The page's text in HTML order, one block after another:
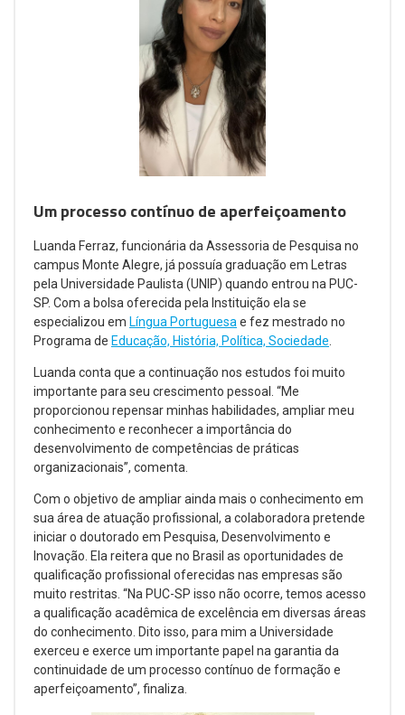
Um processo contínuo de aperfeiçoamento
Luanda Ferraz, funcionária da Assessoria de Pesquisa no
campus Monte Alegre, já possuía graduação em Letras
pela Universidade Paulista (UNIP) quando entrou na PUC-
SP. Com a bolsa oferecida pela Instituição ela se
especializou em Língua Portuguesa e fez mestrado no
Programa de Educação, História, Política, Sociedade
Luanda conta que a continuação nos estudos foi muito
importante para seu crescimento pessoal. “Me
proporcionou repensar minhas habilidades, ampliar meu
conhecimento e reconhecer a importância do
desenvolvimento de competências de práticas
organizacionais”, comenta.
Com o objetivo de ampliar ainda mais o conhecimento em
sua área de atuação profissional, a colaboradora pretende
iniciar o doutorado em Pesquisa, Desenvolvimento e
Inovação. Ela reitera que no Brasil as oportunidades de
qualificação profissional oferecidas nas empresas são
muito restritas. “Na PUC-SP isso não ocorre, temos acesso
a qualificação acadêmica de excelência em diversas áreas
do conhecimento. Dito isso, para mim a Universidade
exerceu e exerce um importante papel na garantia da
continuidade de um processo contínuo de formação e
aperfeiçoamento”, finaliza.